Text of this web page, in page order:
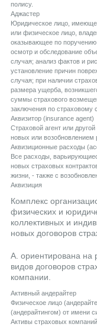
полису.
Aджастер
Юридическое лицо,
или физическое лицо,
оказывающее по
осмотр и обследование
случая; анализ фактов и
установление причин
случая; при наличии
размера ущерба,
суммы страхового
заключения по страховому
Aквизитор (insurance agent)
Страховой агент или
новых или возобновлением
Aквизиционные расходы
Все расходы,
новых страховых
жизни, - также с
Aквизиция
Комплекс
физических и
коллективных и
новых договоров
А. ориентирована на
видов договоров
компании.
Aктивный андерайтер
Физическое лицо
(андерайтингом) от имени
Aктивы страховых компаний